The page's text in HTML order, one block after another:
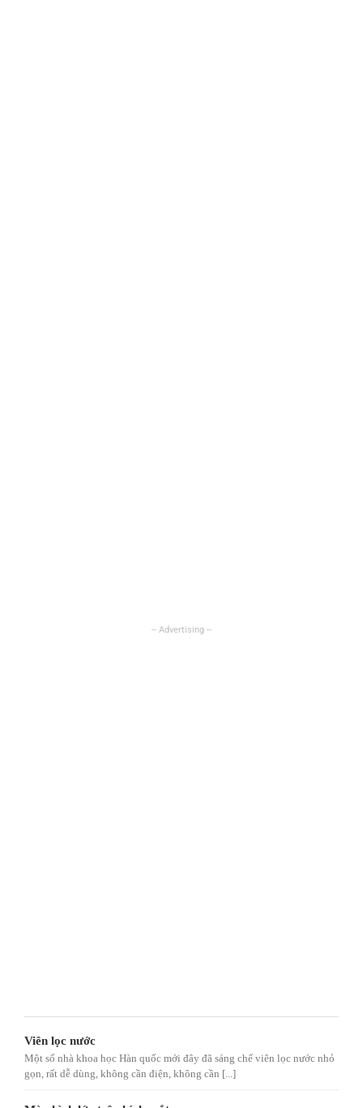
Viên lọc nước
Một số nhà khoa học Hàn quốc mới đây đã sáng chế viên lọc nước nhỏ
gọn, rất dễ dùng, không cần điện, không cần [...]